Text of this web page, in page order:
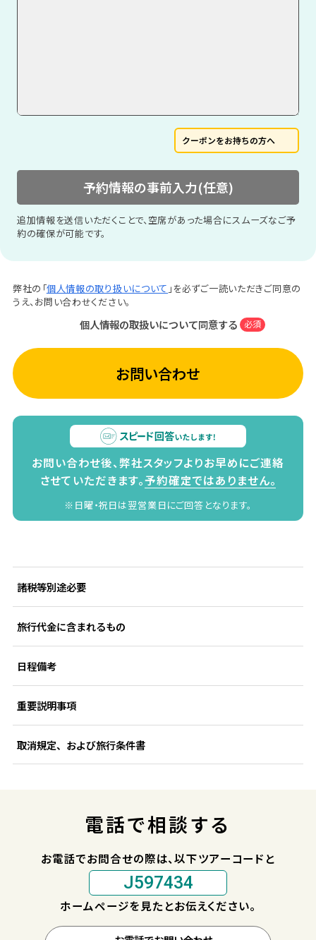
クーポンをお持ちの方へ
予約情報の事前入力(任意)
追加情報を送信いただくことで、空席があった場合にスムーズなご予
約の確保が可能です。
弊社の「個人情報の取り扱いについて 」を必ずご一読いただきご同意の
うえ、お問い合わせください。
個人情報の取扱いについて同意する 必須
お問い合わせ
お問い合わせ後、弊社スタッフよりお早めにご連絡
させていただきます。予約確定ではありません。
※日曜・祝日は翌営業日にご回答となります。
諸税等別途必要
旅行代金に含まれるもの
日程備考
重要説明事項
取消規定、および旅行条件書
電話で相談する
お電話でお問合せの際は、以下ツアーコードと
J597434
ホームページを見たとお伝えください。